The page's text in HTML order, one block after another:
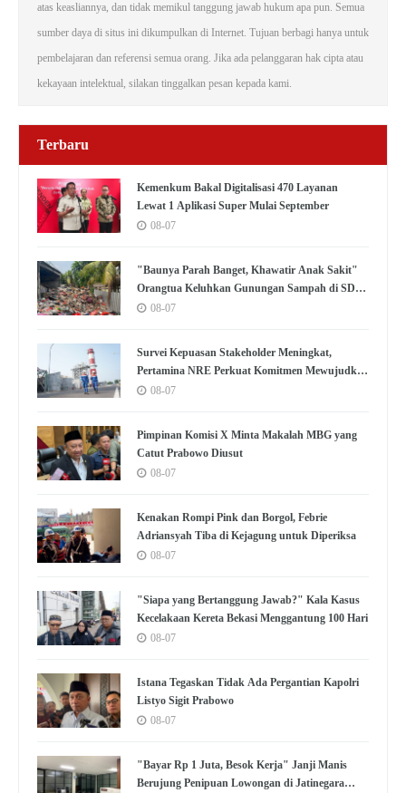
atas keasliannya, dan tidak memikul tanggung jawab hukum apa pun. Semua
sumber daya di situs ini dikumpulkan di Internet. Tujuan berbagi hanya untuk
pembelajaran dan referensi semua orang. Jika ada pelanggaran hak cipta atau
kekayaan intelektual, silakan tinggalkan pesan kepada kami.
Terbaru
Kemenkum Bakal Digitalisasi 470 Layanan
Lewat 1 Aplikasi Super Mulai September
08-07
"Baunya Parah Banget, Khawatir Anak Sakit"
Orangtua Keluhkan Gunungan Sampah di SDN
Kedaung Kali Angke
08-07
Survei Kepuasan Stakeholder Meningkat,
Pertamina NRE Perkuat Komitmen Mewujudkan
Transisi Energi Berkelanjutan
08-07
Pimpinan Komisi X Minta Makalah MBG yang
Catut Prabowo Diusut
08-07
Kenakan Rompi Pink dan Borgol, Febrie
Adriansyah Tiba di Kejagung untuk Diperiksa
08-07
"Siapa yang Bertanggung Jawab?" Kala Kasus
Kecelakaan Kereta Bekasi Menggantung 100 Hari
08-07
Istana Tegaskan Tidak Ada Pergantian Kapolri
Listyo Sigit Prabowo
08-07
"Bayar Rp 1 Juta, Besok Kerja" Janji Manis
Berujung Penipuan Lowongan di Jatinegara